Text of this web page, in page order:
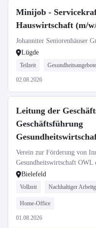
Minijob -
Hauswirtschaft (m/
Johanniter Seniorenhäuser
Lügde
Teilzeit Gesundheitsangebote
02.08.2026
Leitung der
Geschäftsführung
Verein zur Förderung von
Gesundheitswirtschaft OWL
Bielefeld
Vollzeit Nachhaltiger
Home-Office
01.08.2026